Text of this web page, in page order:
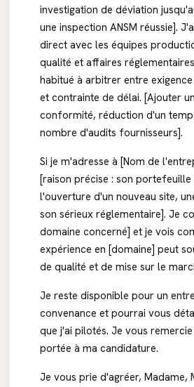
investigation de déviation
une inspection ANSM réussie].
direct avec les équipes
qualité et affaires
habitué à arbitrer entre
et contrainte de délai. [Ajouter
conformité, réduction d'un
nombre d'audits fournisseurs].
Si je m'adresse à [Nom de
[raison précise : son
l'ouverture d'un nouveau site,
son sérieux réglementaire]. Je
domaine concerné] et je vois
expérience en [domaine] peut
de qualité et de mise sur le
Je reste disponible pour un
convenance et pourrai vous
que j'ai pilotés. Je vous
portée à ma candidature.
Je vous prie d'agréer, Madame,